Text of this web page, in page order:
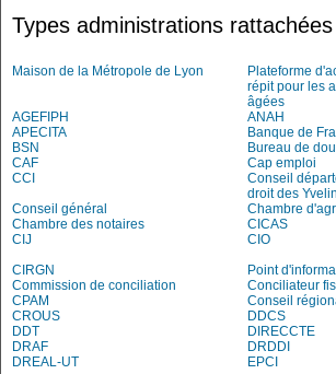
Types administrations
Maison de la Métropole de Lyon
Plateforme
répit pour les
âgées
AGEFIPH
ANAH
APECITA
Banque de
BSN
Bureau de
CAF
Cap emploi
CCI
Conseil
droit des
Conseil général
Chambre
Chambre des notaires
CICAS
CIJ
CIO
CIRGN
Point
Commission de conciliation
Conciliateur
CPAM
Conseil
CROUS
DDCS
DDT
DIRECCTE
DRAF
DRDDI
DREAL-UT
EPCI